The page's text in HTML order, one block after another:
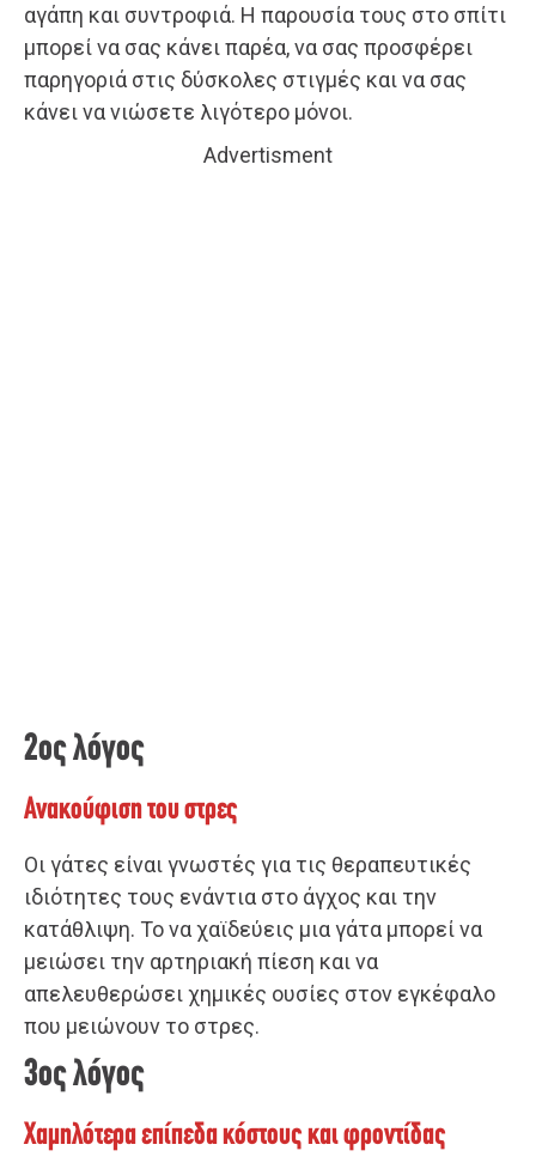
αγάπη και συντροφιά. Η παρουσία τους στο σπίτι
μπορεί να σας κάνει παρέα, να σας προσφέρει
παρηγοριά στις δύσκολες στιγμές και να σας
κάνει να νιώσετε λιγότερο μόνοι.
Advertisment
2ος λόγος
Ανακούφιση του στρες
Οι γάτες είναι γνωστές για τις θεραπευτικές
ιδιότητες τους ενάντια στο άγχος και την
κατάθλιψη. Το να χαϊδεύεις μια γάτα μπορεί να
μειώσει την αρτηριακή πίεση και να
απελευθερώσει χημικές ουσίες στον εγκέφαλο
που μειώνουν το στρες.
3ος λόγος
Χαμηλότερα επίπεδα κόστους και φροντίδας